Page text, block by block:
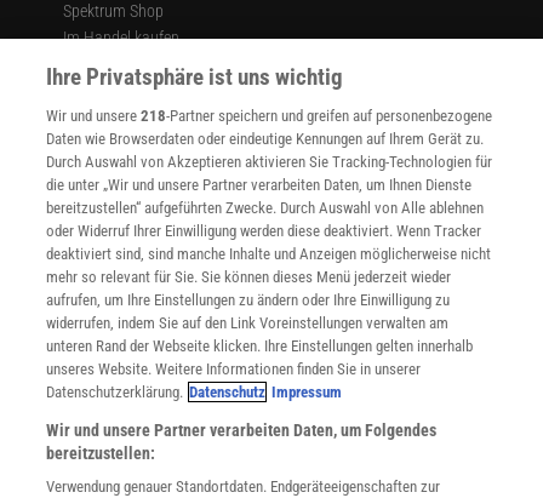
Spektrum Shop
Im Handel kaufen
Presse
Verträge kündigen
Widerruf
INFO
Mediadaten
Datenschutz
Nutzungsbedingungen
Cookie-Einstellungen
Utiq verwalten
Nutzungsbasierte Onlinewerbung
Alle Artikel
Impressum
Angebote für Schulen
Angebote für Institutionen
Sprachen lernen mit Gymglish
Ihre Privatsphäre ist uns wichtig
Wir und unsere218-Partner speichern und greifen auf personenbezogene
Daten wie Browserdaten oder eindeutige Kennungen auf Ihrem Gerät zu.
Durch Auswahl von Akzeptieren aktivieren Sie Tracking-Technologien für
die unter „Wir und unsere Partner verarbeiten Daten, um Ihnen Dienste
bereitzustellen“ aufgeführten Zwecke. Durch Auswahl von Alle ablehnen
oder Widerruf Ihrer Einwilligung werden diese deaktiviert. Wenn Tracker
deaktiviert sind, sind manche Inhalte und Anzeigen möglicherweise nicht
mehr so relevant für Sie. Sie können dieses Menü jederzeit wieder
aufrufen, um Ihre Einstellungen zu ändern oder Ihre Einwilligung zu
widerrufen, indem Sie auf den Link Voreinstellungen verwalten am
unteren Rand der Webseite klicken. Ihre Einstellungen gelten innerhalb
unseres Website. Weitere Informationen finden Sie in unserer
Datenschutzerklärung. Datenschutz Impressum
Wir und unsere Partner verarbeiten Daten, um Folgendes
bereitzustellen:
Verwendung genauer Standortdaten. Endgeräteeigenschaften zur